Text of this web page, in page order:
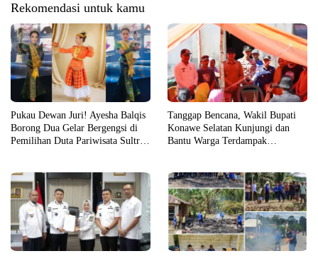
Rekomendasi untuk kamu
Pukau Dewan Juri! Ayesha Balqis
Borong Dua Gelar Bergengsi di
Pemilihan Duta Pariwisata Sultra
Tanggap Bencana, Wakil Bupati
Konawe Selatan Kunjungi dan
Bantu Warga Terdampak